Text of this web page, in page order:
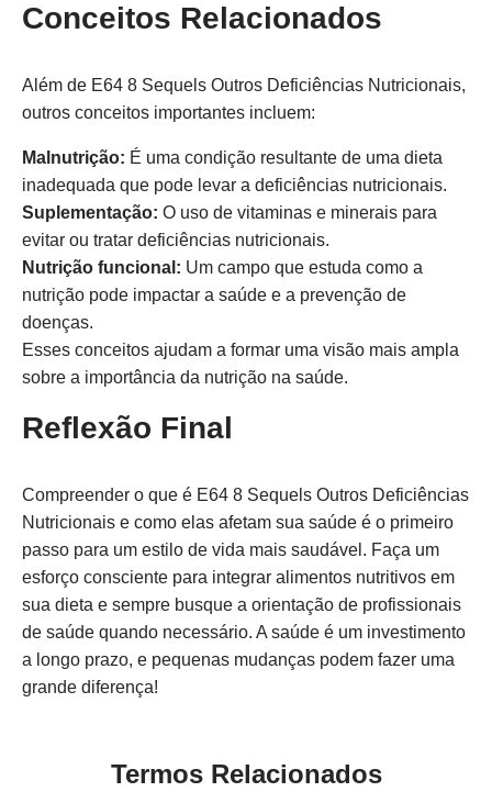
Conceitos Relacionados
Além de E64 8 Sequels Outros Deficiências Nutricionais,
outros conceitos importantes incluem:
Malnutrição: É uma condição resultante de uma dieta
inadequada que pode levar a deficiências nutricionais.
Suplementação: O uso de vitaminas e minerais para
evitar ou tratar deficiências nutricionais.
Nutrição funcional: Um campo que estuda como a
nutrição pode impactar a saúde e a prevenção de
doenças.
Esses conceitos ajudam a formar uma visão mais ampla
sobre a importância da nutrição na saúde.
Reflexão Final
Compreender o que é E64 8 Sequels Outros Deficiências
Nutricionais e como elas afetam sua saúde é o primeiro
passo para um estilo de vida mais saudável. Faça um
esforço consciente para integrar alimentos nutritivos em
sua dieta e sempre busque a orientação de profissionais
de saúde quando necessário. A saúde é um investimento
a longo prazo, e pequenas mudanças podem fazer uma
grande diferença!
Termos Relacionados